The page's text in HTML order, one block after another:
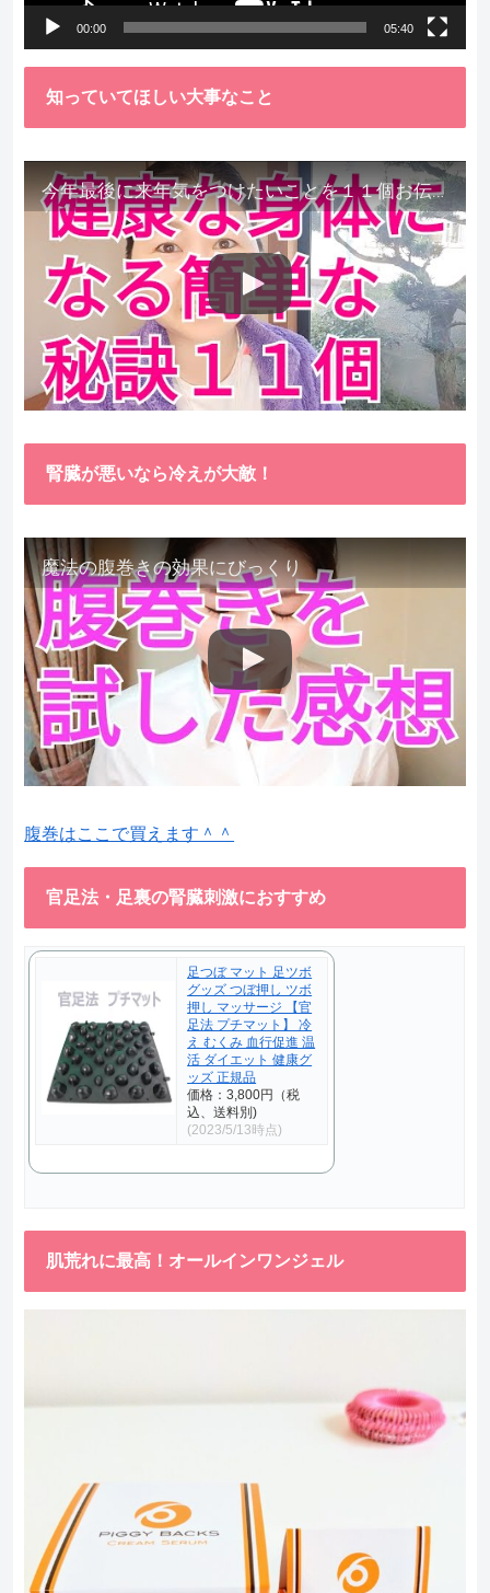
00:00 05:40
知っていてほしい大事なこと
今年最後に来年気をつけたいことを１１個お伝えします。
腎臓が悪いなら冷えが大敵！
魔法の腹巻きの効果にびっくり
腹巻はここで買えます＾＾
官足法・足裏の腎臓刺激におすすめ
足つぼ マット 足ツボ
グッズ つぼ押し ツボ
押し マッサージ 【官
足法 プチマット】 冷
え むくみ 血行促進 温
活 ダイエット 健康グ
ッズ 正規品
価格：3,800円（税
込、送料別)
(2023/5/13時点)
肌荒れに最高！オールインワンジェル